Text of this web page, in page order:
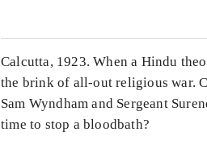
Calcutta, 1923. When a Hindu
the brink of all-out religious war.
Sam Wyndham and Sergeant
time to stop a bloodbath?